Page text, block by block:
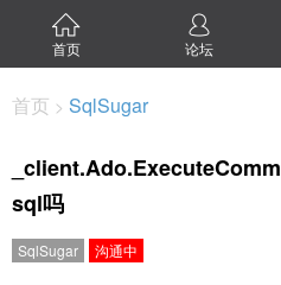
首页 论坛
首页 > SqlSugar
sql吗
SqlSugar 沟通中